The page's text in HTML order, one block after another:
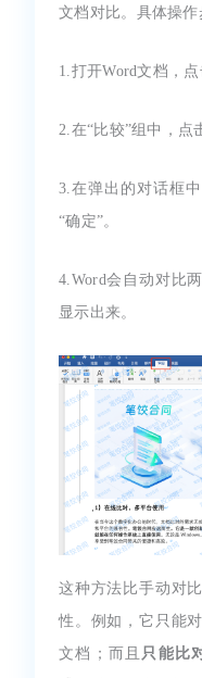
文档对比。具体操作
1.打开Word文档，点
2.在“比较”组中，点
3.在弹出的对话框
“确定”。
4.Word会自动对比
显示出来。
这种方法比手动对
性。例如，它只能
文档；而且 只能比